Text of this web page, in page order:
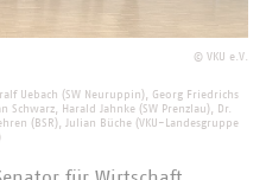
© VKU e.V.
Uebach (SW Neuruppin), Georg Friedrichs
Schwarz, Harald Jahnke (SW Prenzlau), Dr.
(BSR), Julian Büche (VKU-Landesgruppe